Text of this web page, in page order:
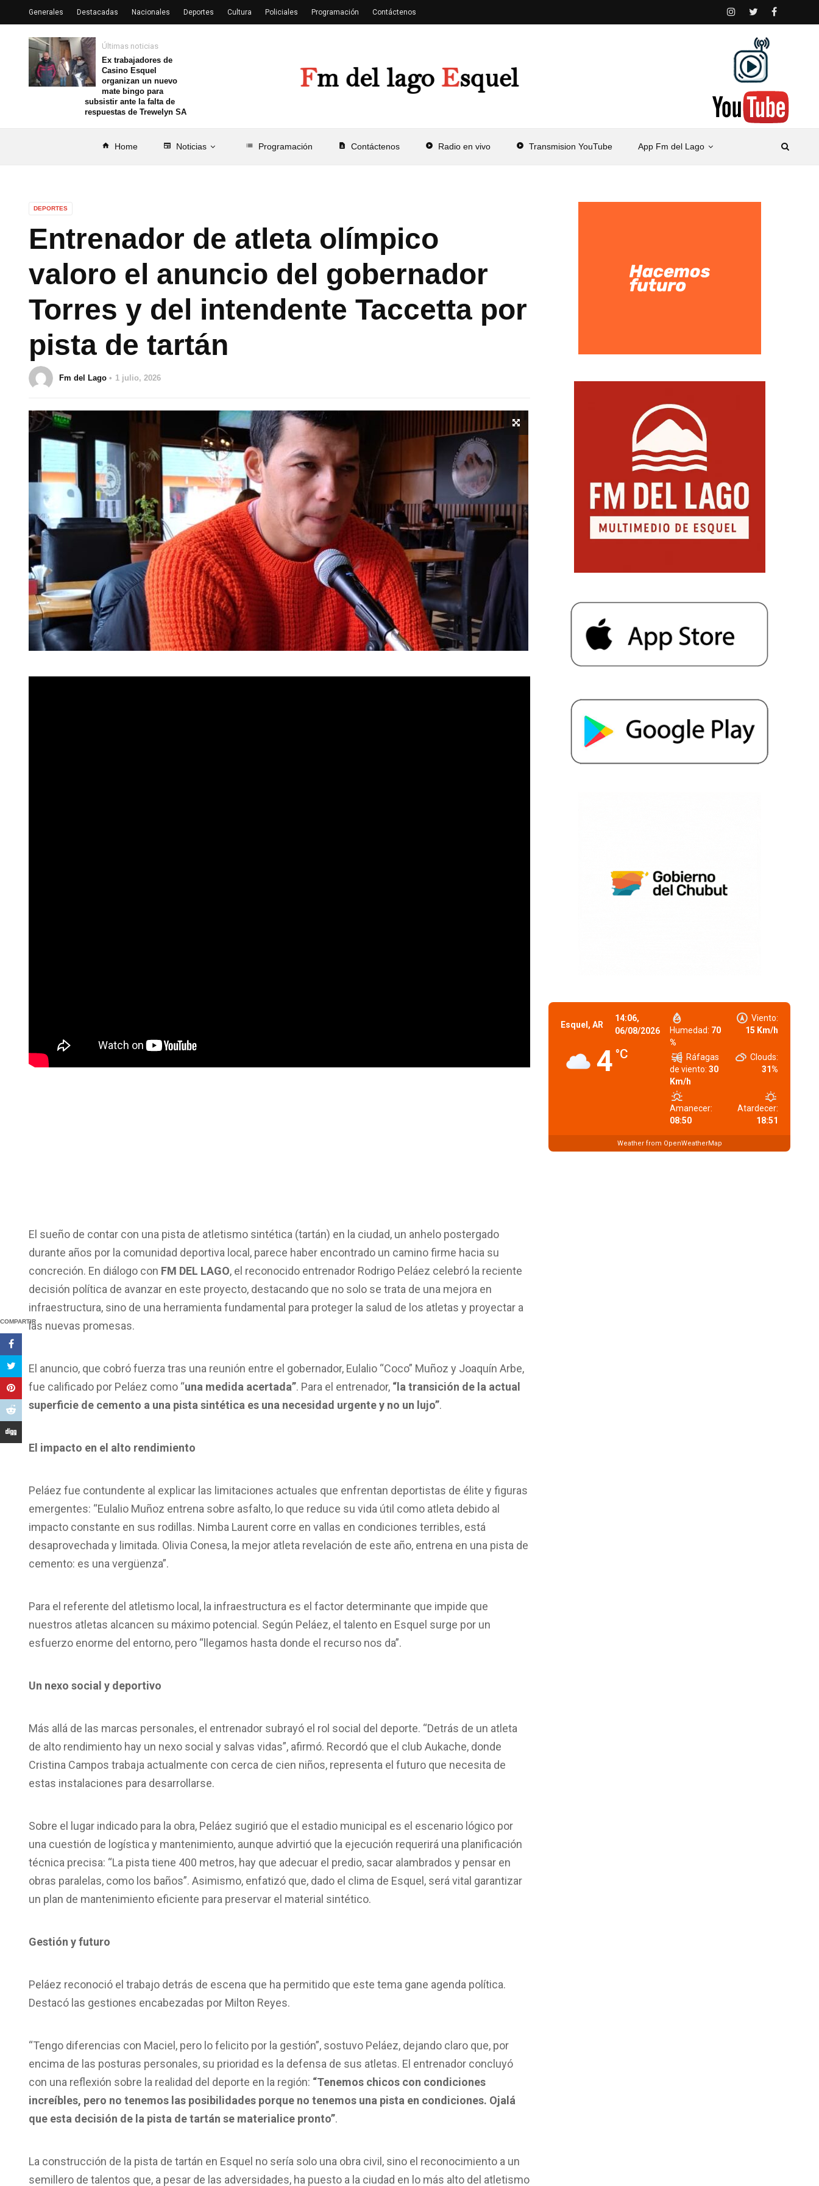
home Home newspaper Noticias list Programación contact_page Contáctenos play_circle Radio en vivo play_circle Transmision YouTube App Fm del Lago
Últimas noticias
Ex trabajadores de
Casino Esquel
organizan un nuevo
mate bingo para
subsistir ante la falta de
respuestas de Trewelyn SA
Generales Destacadas Nacionales Deportes Cultura Policiales Programación Contáctenos
DEPORTES
Entrenador de atleta olímpico
valoro el anuncio del gobernador
Torres y del intendente Taccetta por
pista de tartán
Fm del Lago 1 julio, 2026
COMPARTIR
El sueño de contar con una pista de atletismo sintética (tartán) en la ciudad, un anhelo postergado
durante años por la comunidad deportiva local, parece haber encontrado un camino firme hacia su
concreción. En diálogo con FM DEL LAGO, el reconocido entrenador Rodrigo Peláez celebró la reciente
decisión política de avanzar en este proyecto, destacando que no solo se trata de una mejora en
infraestructura, sino de una herramienta fundamental para proteger la salud de los atletas y proyectar a
las nuevas promesas.
El anuncio, que cobró fuerza tras una reunión entre el gobernador, Eulalio “Coco” Muñoz y Joaquín Arbe,
fue calificado por Peláez como “una medida acertada”. Para el entrenador, “la transición de la actual
superficie de cemento a una pista sintética es una necesidad urgente y no un lujo”.
El impacto en el alto rendimiento
Peláez fue contundente al explicar las limitaciones actuales que enfrentan deportistas de élite y figuras
emergentes: “Eulalio Muñoz entrena sobre asfalto, lo que reduce su vida útil como atleta debido al
impacto constante en sus rodillas. Nimba Laurent corre en vallas en condiciones terribles, está
desaprovechada y limitada. Olivia Conesa, la mejor atleta revelación de este año, entrena en una pista de
cemento: es una vergüenza”.
Para el referente del atletismo local, la infraestructura es el factor determinante que impide que
nuestros atletas alcancen su máximo potencial. Según Peláez, el talento en Esquel surge por un
esfuerzo enorme del entorno, pero “llegamos hasta donde el recurso nos da”.
Un nexo social y deportivo
Más allá de las marcas personales, el entrenador subrayó el rol social del deporte. “Detrás de un atleta
de alto rendimiento hay un nexo social y salvas vidas”, afirmó. Recordó que el club Aukache, donde
Cristina Campos trabaja actualmente con cerca de cien niños, representa el futuro que necesita de
estas instalaciones para desarrollarse.
Sobre el lugar indicado para la obra, Peláez sugirió que el estadio municipal es el escenario lógico por
una cuestión de logística y mantenimiento, aunque advirtió que la ejecución requerirá una planificación
técnica precisa: “La pista tiene 400 metros, hay que adecuar el predio, sacar alambrados y pensar en
obras paralelas, como los baños”. Asimismo, enfatizó que, dado el clima de Esquel, será vital garantizar
un plan de mantenimiento eficiente para preservar el material sintético.
Gestión y futuro
Peláez reconoció el trabajo detrás de escena que ha permitido que este tema gane agenda política.
Destacó las gestiones encabezadas por Milton Reyes.
“Tengo diferencias con Maciel, pero lo felicito por la gestión”, sostuvo Peláez, dejando claro que, por
encima de las posturas personales, su prioridad es la defensa de sus atletas. El entrenador concluyó
con una reflexión sobre la realidad del deporte en la región: “Tenemos chicos con condiciones
increíbles, pero no tenemos las posibilidades porque no tenemos una pista en condiciones. Ojalá
que esta decisión de la pista de tartán se materialice pronto”.
La construcción de la pista de tartán en Esquel no sería solo una obra civil, sino el reconocimiento a un
semillero de talentos que, a pesar de las adversidades, ha puesto a la ciudad en lo más alto del atletismo
Esquel, AR
14:06,
06/08/2026
4 °C
Humedad: 70
%
Viento:
15 Km/h
Ráfagas
de viento: 30
Km/h
Clouds:
31%
Amanecer:
08:50
Atardecer:
18:51
Weather from OpenWeatherMap